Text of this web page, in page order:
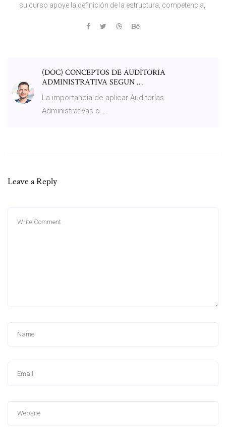
su curso apoye la definición de la estructura, competencia,
(DOC) CONCEPTOS DE AUDITORIA
ADMINISTRATIVA SEGUN …
La importancia de aplicar Auditorías
Administrativas o ...
Leave a Reply